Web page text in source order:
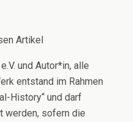
Artikel
und Autor*in, alle
entstand im Rahmen
History“ und darf
werden, sofern die